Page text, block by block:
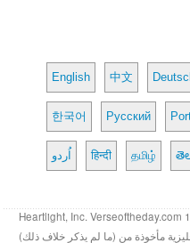
English 中文
한국어 Русский
اُردو हिन्दी தமிழ்
مأخوذة من (ما لم يذكر خلاف ذلك)